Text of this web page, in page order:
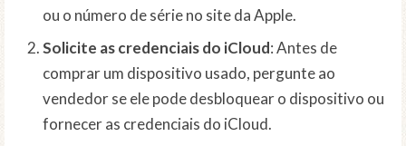
ou o número de série no site da Apple.
Solicite as credenciais do iCloud: Antes de
comprar um dispositivo usado, pergunte ao
vendedor se ele pode desbloquear o dispositivo ou
fornecer as credenciais do iCloud.